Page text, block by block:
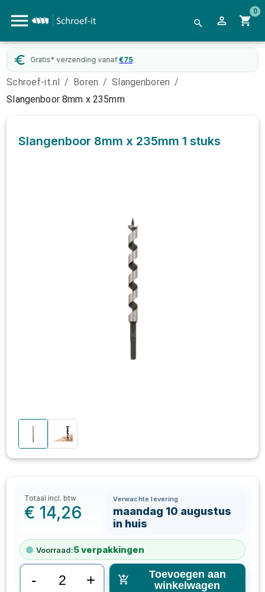
0
Gratis* verzending vanaf €75
Schroef-it.nl / Boren / Slangenboren /
Slangenboor 8mm x 235mm
Slangenboor 8mm x 235mm 1 stuks
Totaal incl. btw
€ 14,26
Verwachte levering
maandag 10 augustus
in huis
Voorraad:5verpakkingen
- +
Toevoegen aan
winkelwagen